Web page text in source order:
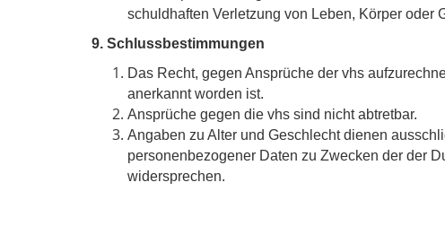
schuldhaften Verletzung von Leben, Körper oder
9. Schlussbestimmungen
Das Recht, gegen Ansprüche der vhs
anerkannt worden ist.
Ansprüche gegen die vhs sind nicht abtretbar.
Angaben zu Alter und Geschlecht dienen
personenbezogener Daten zu Zwecken der der
widersprechen.